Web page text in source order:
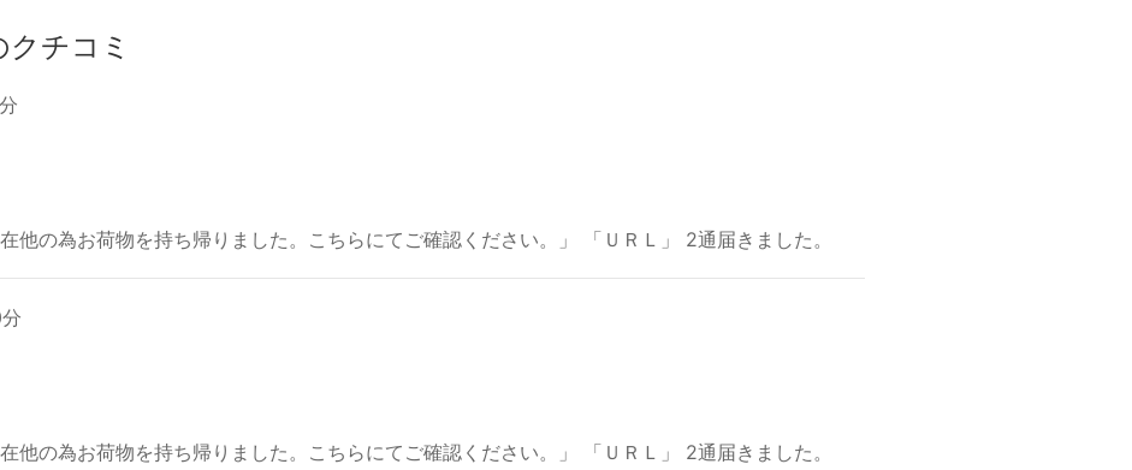
チコミ
他の為お荷物を持ち帰りました。こちらにてご確認ください。」 「ＵＲＬ」 2通届きました。
他の為お荷物を持ち帰りました。こちらにてご確認ください。」 「ＵＲＬ」 2通届きました。